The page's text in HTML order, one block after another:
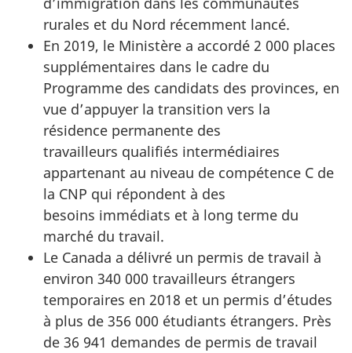
rurales et du Nord récemment lancé.
En 2019, le Ministère a accordé 2 000 places
supplémentaires dans le cadre du
Programme des candidats des provinces, en
vue d’appuyer la transition vers la
résidence permanente des
travailleurs qualifiés intermédiaires
appartenant au niveau de compétence C de
la CNP qui répondent à des
besoins immédiats et à long terme du
marché du travail.
Le Canada a délivré un permis de travail à
environ 340 000 travailleurs étrangers
temporaires en 2018 et un permis d’études
à plus de 356 000 étudiants étrangers. Près
de 36 941 demandes de permis de travail